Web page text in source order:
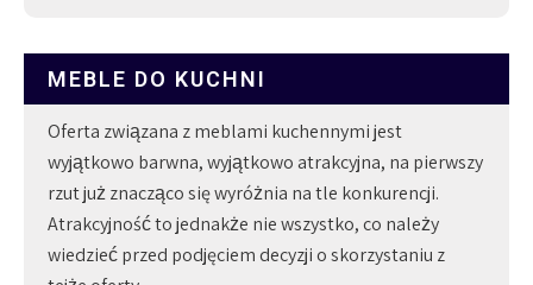
MEBLE DO KUCHNI
Oferta związana z meblami kuchennymi jest
wyjątkowo barwna, wyjątkowo atrakcyjna, na pierwszy
rzut już znacząco się wyróżnia na tle konkurencji.
Atrakcyjność to jednakże nie wszystko, co należy
wiedzieć przed podjęciem decyzji o skorzystaniu z